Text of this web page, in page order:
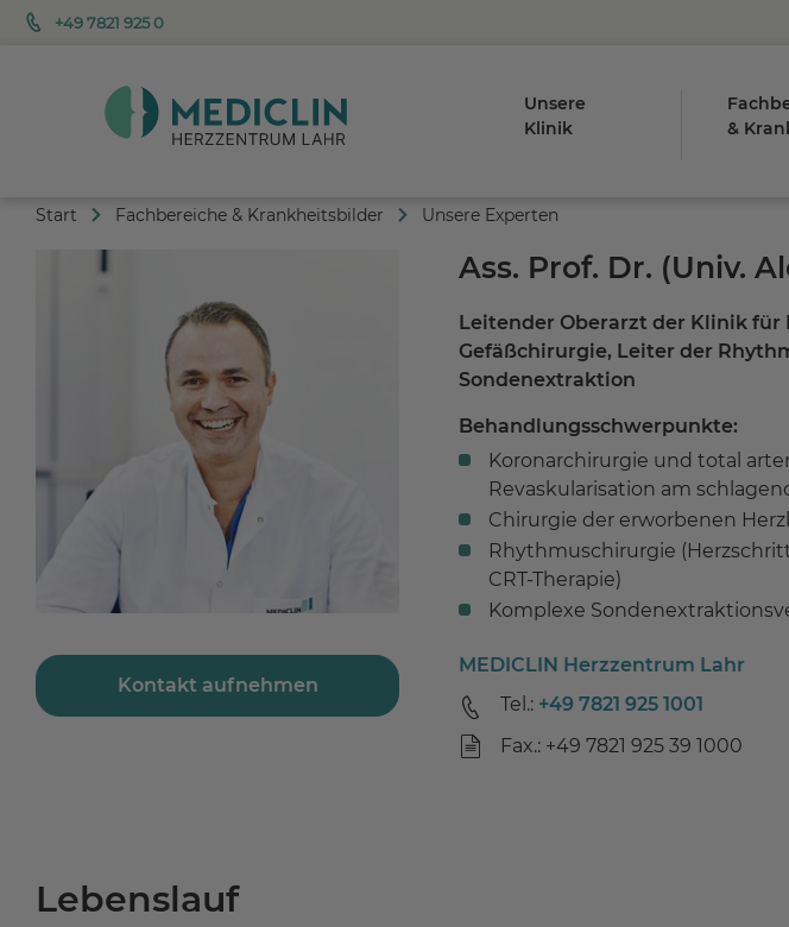
+49 7821 925 0
Unsere
Klinik
&
Start Fachbereiche & Krankheitsbilder Unsere Experten
Kontakt aufnehmen
Ass. Prof. Dr. (Univ.
Leitender Oberarzt der Klinik für
Gefäßchirurgie, Leiter der
Sondenextraktion
Behandlungsschwerpunkte:
Koronarchirurgie und total
Revaskularisation am
Chirurgie der erworbenen
Rhythmuschirurgie
CRT-Therapie)
Komplexe
MEDICLIN Herzzentrum Lahr
Tel.: +49 7821 925 1001
Fax.: +49 7821 925 39 1000
Lebenslauf